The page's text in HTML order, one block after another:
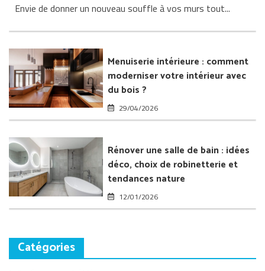
peint
fibre
verre
transformer
sa
Envie de donner un nouveau souffle à vos murs tout...
Menuiserie intérieure : comment
moderniser votre intérieur avec
du bois ?
29/04/2026
Rénover une salle de bain : idées
déco, choix de robinetterie et
tendances nature
12/01/2026
Catégories